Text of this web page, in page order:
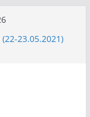
23.05.2021)
по Кюдо,